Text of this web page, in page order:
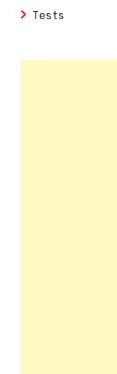
Tests